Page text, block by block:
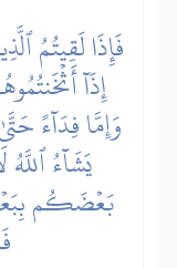
فَإِذَا لَقِيتُمُ
إِذَآ
وَإِمَّا فِدَآءً
يَشَآءُ
بَعۡضَكُم